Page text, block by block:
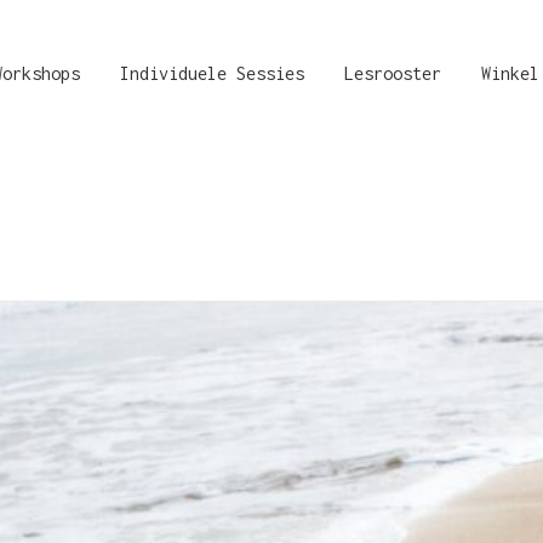
Individuele Sessies Lesrooster Winkel